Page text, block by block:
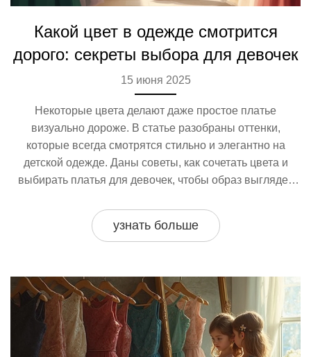
Какой цвет в одежде смотрится
дорого: секреты выбора для девочек
15 июня 2025
Некоторые цвета делают даже простое платье
визуально дороже. В статье разобраны оттенки,
которые всегда смотрятся стильно и элегантно на
детской одежде. Даны советы, как сочетать цвета и
выбирать платья для девочек, чтобы образ выглядел
восприятие. Подробно разобраны ошибки при выборе
оттенков детской одежды.
узнать больше